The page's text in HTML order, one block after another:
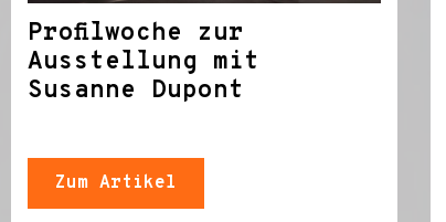
Profilwoche zur
Ausstellung mit
Susanne Dupont
Zum Artikel